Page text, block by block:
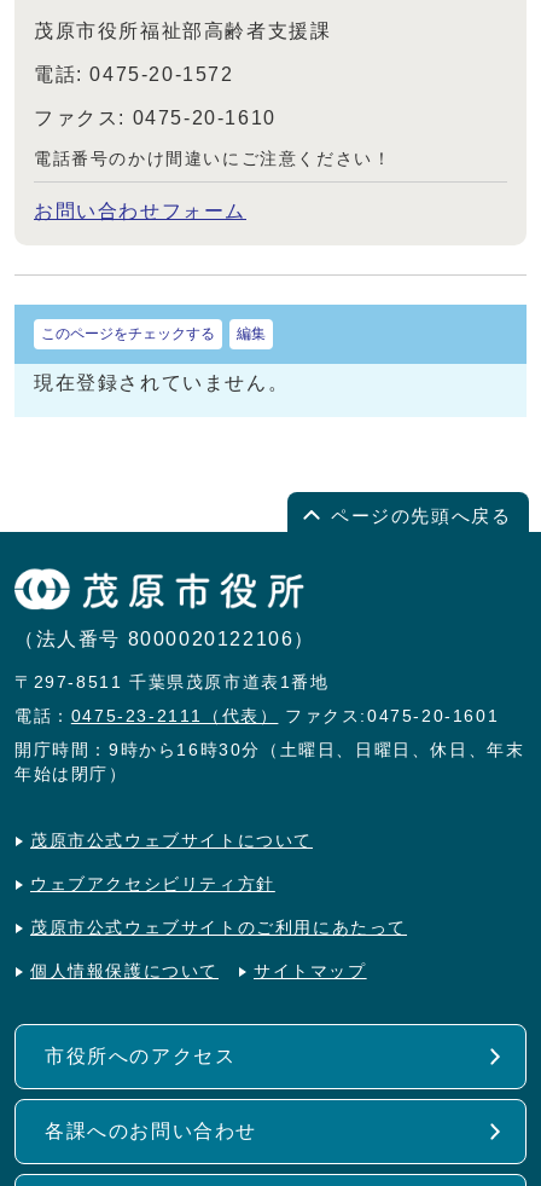
茂原市役所福祉部高齢者支援課
電話: 0475-20-1572
ファクス: 0475-20-1610
電話番号のかけ間違いにご注意ください！
お問い合わせフォーム
このページをチェックする 編集
現在登録されていません。
ページの先頭へ戻る
（法人番号 8000020122106）
〒297-8511 千葉県茂原市道表1番地
電話： 0475-23-2111（代表）
ファクス:0475-20-1601
開庁時間：9時から16時30分（土曜日、日曜日、休日、年末
年始は閉庁）
茂原市公式ウェブサイトについて
ウェブアクセシビリティ方針
茂原市公式ウェブサイトのご利用にあたって
個人情報保護について サイトマップ
市役所へのアクセス
各課へのお問い合わせ